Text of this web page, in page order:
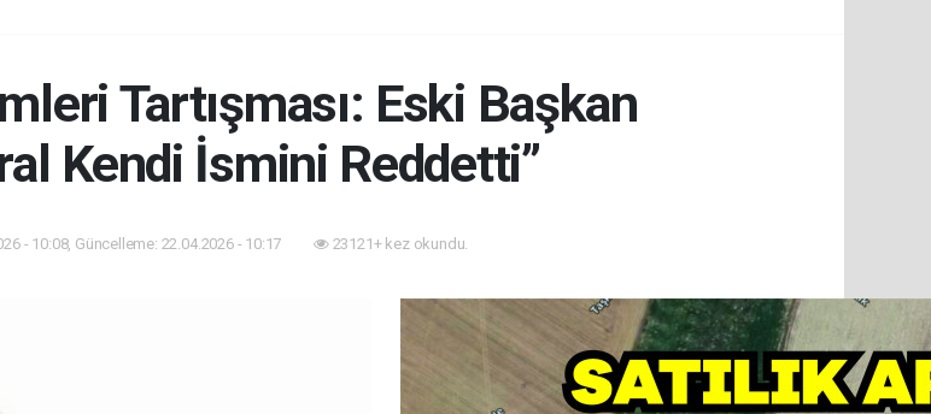
Tartışması: Eski Başkan
Kendi İsmini Reddetti”
- 10:08, Güncelleme: 22.04.2026 - 10:17 23121+ kez okundu.